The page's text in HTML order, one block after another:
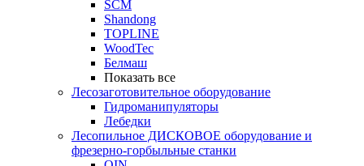
SCM
Shandong
TOPLINE
WoodTec
Белмаш
Показать все
Лесозаготовительное оборудование
Гидроманипуляторы
Лебедки
Лесопильное ДИСКОВОЕ оборудование и
фрезерно-горбыльные станки